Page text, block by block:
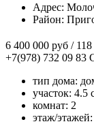
Адрес:
Район:
6 400 000 руб /
+7(978) 732 09 83
тип дома:
участок: 4.5
комнат: 2
этаж/этажей: